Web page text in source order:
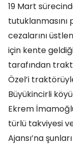
19 Mart
cezalarını
için kente
tarafından
Özel’i
Büyükincirli
Ekrem
türlü takviyesi
Ajansı’na